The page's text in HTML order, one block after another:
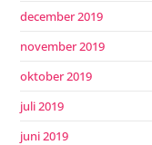
december 2019
november 2019
oktober 2019
juli 2019
juni 2019